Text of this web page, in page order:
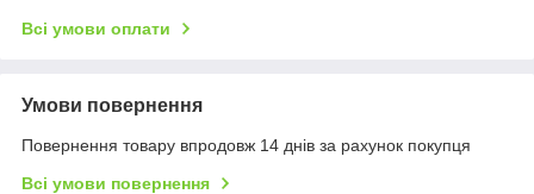
Всі умови оплати
Умови повернення
Повернення товару впродовж 14 днів за рахунок покупця
Всі умови повернення